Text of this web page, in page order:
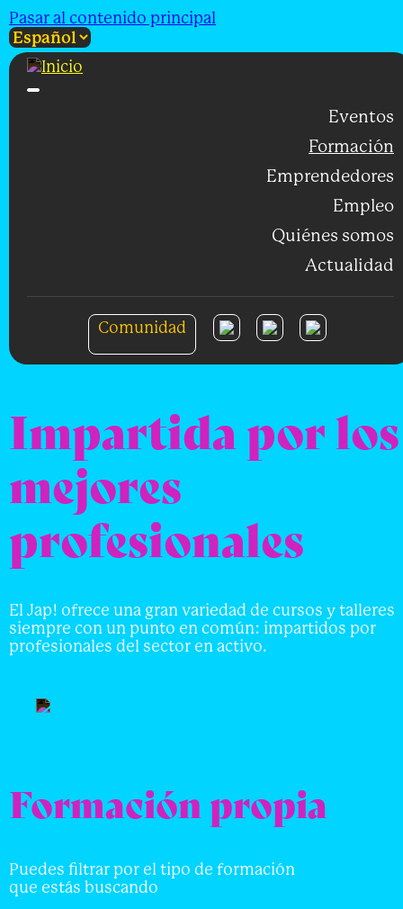
Pasar al contenido principal
Eventos
Formación
Emprendedores
Empleo
Quiénes somos
Actualidad
Comunidad
Impartida por los
mejores
profesionales
El Jap! ofrece una gran variedad de cursos y talleres
siempre con un punto en común: impartidos por
profesionales del sector en activo.
Formación propia
Puedes filtrar por el tipo de formación
que estás buscando